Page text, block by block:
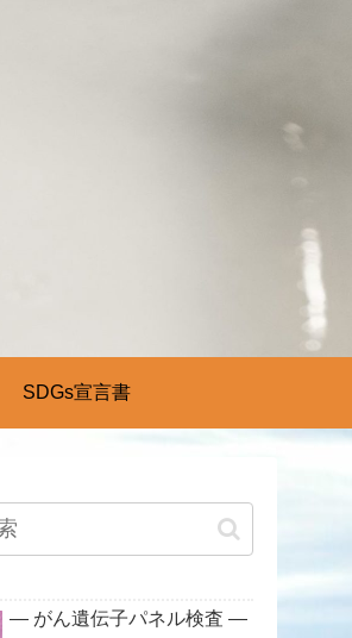
SDGs宣言書
― がん遺伝子パネル検査 ―